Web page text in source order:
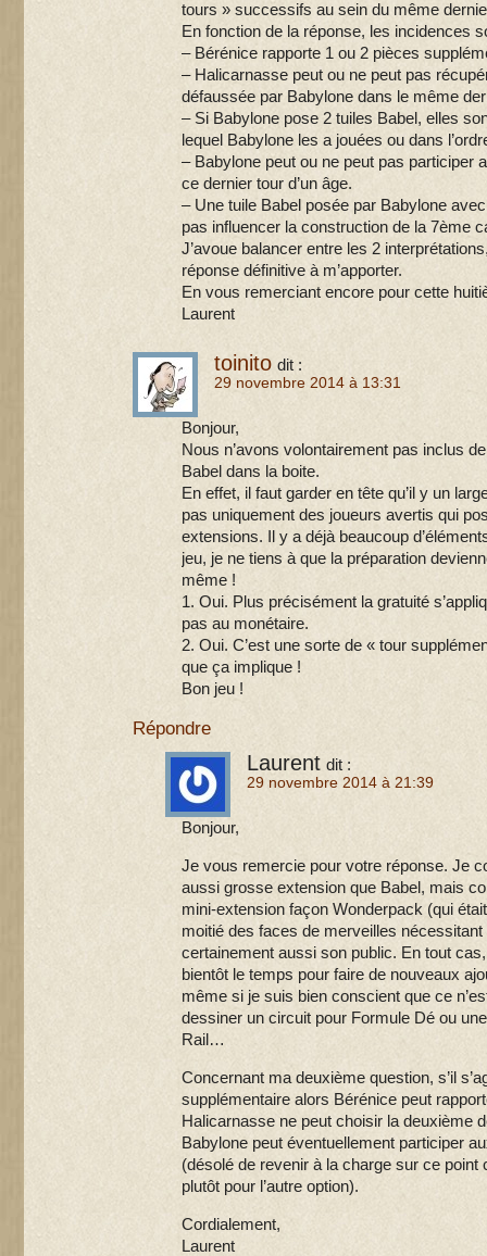
tours » successifs au sein du même
En fonction de la réponse, les incidences
– Bérénice rapporte 1 ou 2 pièces
– Halicarnasse peut ou ne peut pas
défaussée par Babylone dans le même
– Si Babylone pose 2 tuiles Babel, elles
lequel Babylone les a jouées ou dans
– Babylone peut ou ne peut pas participer
ce dernier tour d’un âge.
– Une tuile Babel posée par Babylone
pas influencer la construction de la 7ème
J’avoue balancer entre les 2
réponse définitive à m’apporter.
En vous remerciant encore pour cette
Laurent
toinito dit :
29 novembre 2014 à 13:31
Bonjour,
Nous n’avons volontairement pas inclus
Babel dans la boite.
En effet, il faut garder en tête qu’il y un
pas uniquement des joueurs avertis qui
extensions. Il y a déjà beaucoup
jeu, je ne tiens à que la préparation
même !
1. Oui. Plus précisément la gratuité
pas au monétaire.
2. Oui. C’est une sorte de « tour
que ça implique !
Bon jeu !
Répondre
Laurent dit :
29 novembre 2014 à 21:39
Bonjour,
Je vous remercie pour votre réponse. Je
aussi grosse extension que Babel, mais
mini-extension façon Wonderpack (qui
moitié des faces de merveilles
certainement aussi son public. En tout
bientôt le temps pour faire de nouveaux
même si je suis bien conscient que ce
dessiner un circuit pour Formule Dé ou
Rail…
Concernant ma deuxième question, s’il
supplémentaire alors Bérénice peut
Halicarnasse ne peut choisir la deuxième
Babylone peut éventuellement participer
(désolé de revenir à la charge sur ce point
plutôt pour l’autre option).
Cordialement,
Laurent